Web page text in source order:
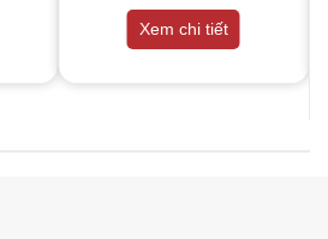
Xem chi tiết